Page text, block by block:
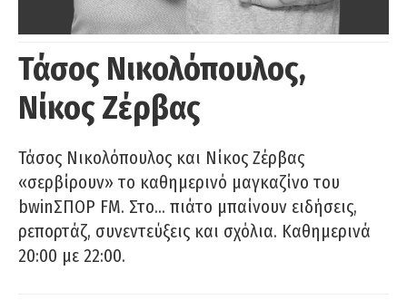
Τάσος Νικολόπουλος,
Νίκος Ζέρβας
Τάσος Νικολόπουλος και Νίκος Ζέρβας
«σερβίρουν» το καθημερινό μαγκαζίνο του
bwinΣΠΟΡ FM. Στο… πιάτο μπαίνουν ειδήσεις,
ρεπορτάζ, συνεντεύξεις και σχόλια. Καθημερινά
20:00 με 22:00.